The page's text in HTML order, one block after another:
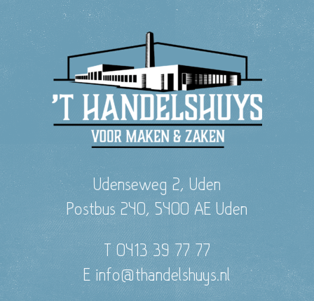
Udenseweg 2, Uden
Postbus 240, 5400 AE Uden
T 0413 39 77 77
E info@thandelshuys.nl